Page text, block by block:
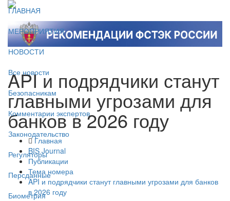
ГЛАВНАЯ
МЕРОПРИЯТИЯ
НОВОСТИ
Все новости
Безопасникам
Комментарии экспертов
Законодательство
Регуляторы
Персданные
Биометрия
API и подрядчики станут
главными угрозами для
банков в 2026 году
Главная
BIS Journal
Публикации
Тема номера
API и подрядчики станут главными угрозами для банков
в 2026 году